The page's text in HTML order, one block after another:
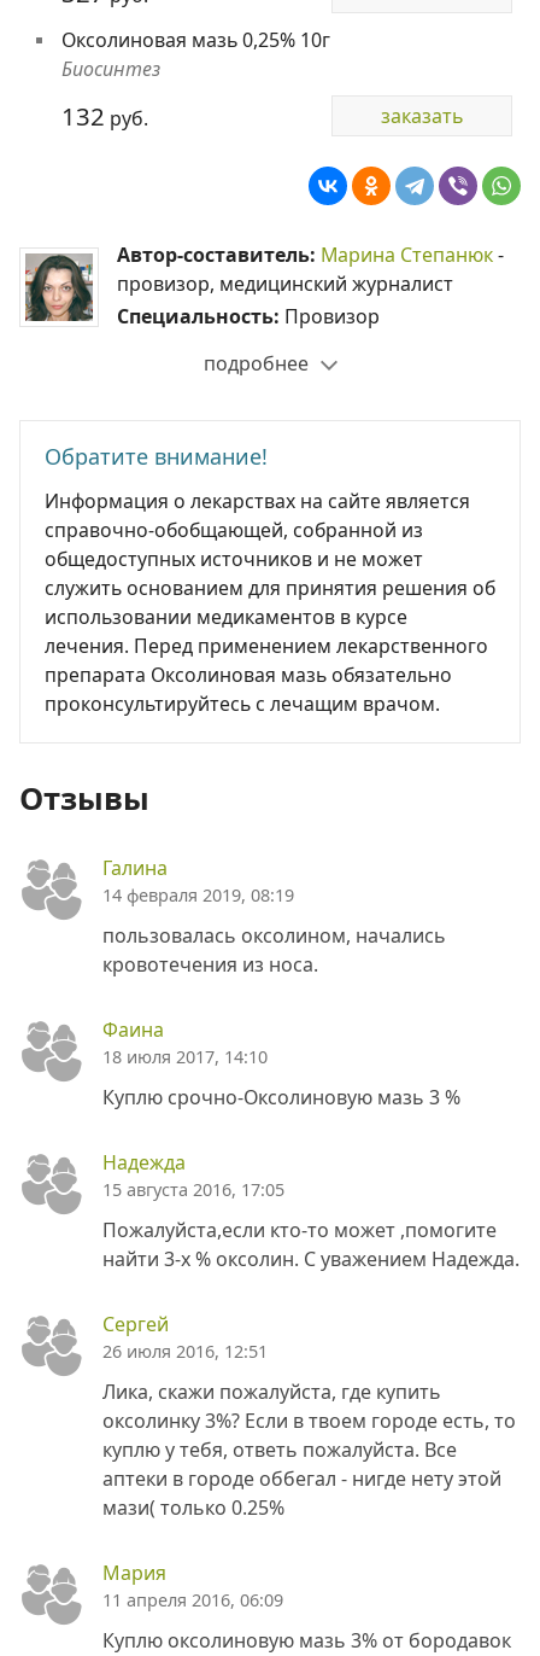
Оксолиновая мазь 0,25% 10г
Биосинтез
132 руб. заказать
Автор-составитель: Марина Степанюк-
провизор, медицинский журналист
Специальность: Провизор
подробнее
Обратите внимание!
Информация о лекарствах на сайте является
справочно-обобщающей, собранной из
общедоступных источников и не может
служить основанием для принятия решения об
использовании медикаментов в курсе
лечения. Перед применением лекарственного
препарата Оксолиновая мазь обязательно
проконсультируйтесь с лечащим врачом.
Отзывы
Галина
14 февраля 2019, 08:19
пользовалась оксолином, начались
кровотечения из носа.
Фаина
18 июля 2017, 14:10
Куплю срочно-Оксолиновую мазь 3 %
Надежда
15 августа 2016, 17:05
Пожалуйста,если кто-то может ,помогите
найти 3-х % оксолин. С уважением Надежда.
Сергей
26 июля 2016, 12:51
Лика, скажи пожалуйста, где купить
оксолинку 3%? Если в твоем городе есть, то
куплю у тебя, ответь пожалуйста. Все
аптеки в городе оббегал - нигде нету этой
мази( только 0.25%
Мария
11 апреля 2016, 06:09
Куплю оксолиновую мазь 3% от бородавок